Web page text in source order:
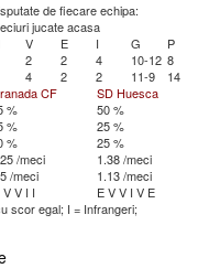
de fiecare echipa:
jucate acasa
V E I G
P
2 2 4 10-12 8
4 2 2 11-9
14
CF
SD Huesca
%
50 %
%
25 %
%
25 %
/meci
1.38 /meci
/meci
1.13 /meci
VV I I EVV I V E
scor egal; I = Infrangeri;